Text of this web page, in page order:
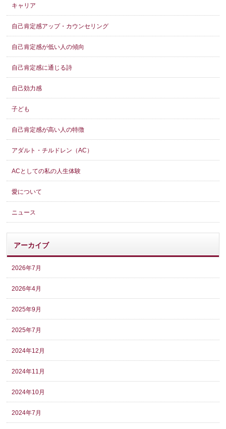
キャリア
自己肯定感アップ・カウンセリング
自己肯定感が低い人の傾向
自己肯定感に通じる詩
自己効力感
子ども
自己肯定感が高い人の特徴
アダルト・チルドレン（AC）
ACとしての私の人生体験
愛について
ニュース
アーカイブ
2026年7月
2026年4月
2025年9月
2025年7月
2024年12月
2024年11月
2024年10月
2024年7月